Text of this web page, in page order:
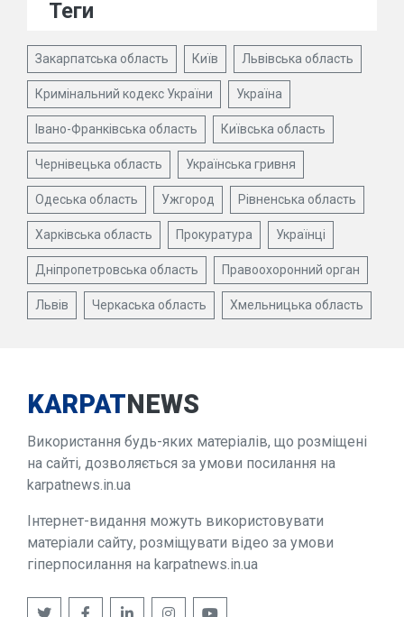
Теги
Закарпатська область Київ Львівська область
Кримінальний кодекс України Україна
Івано-Франківська область Київська область
Чернівецька область Українська гривня
Одеська область Ужгород Рівненська область
Харківська область Прокуратура Українці
Дніпропетровська область Правоохоронний орган
Львів Черкаська область Хмельницька область
KARPATNEWS
Використання будь-яких матеріалів, що розміщені
на сайті, дозволяється за умови посилання на
karpatnews.in.ua
Інтернет-видання можуть використовувати
матеріали сайту, розміщувати відео за умови
гіперпосилання на karpatnews.in.ua